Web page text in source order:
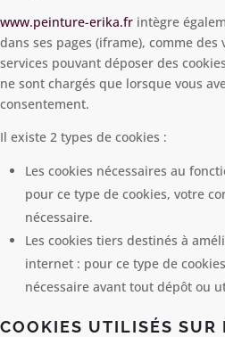
www.peinture-erika.fr intègre
dans ses pages (iframe), comme des
services pouvant déposer des
ne sont chargés que lorsque vous
consentement.
Il existe 2 types de cookies :
Les cookies nécessaires au
pour ce type de cookies, votre
nécessaire.
Les cookies tiers destinés à
internet : pour ce type de
nécessaire avant tout dépôt ou
COOKIES UTILISÉS SUR